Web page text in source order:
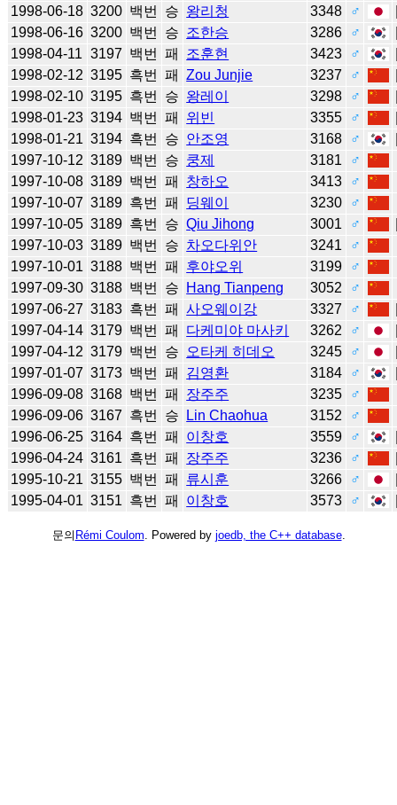
1998-06-18 3200 백번 승 왕리청 3348 ♂
1998-06-16 3200 백번 승 조한승 3286 ♂
1998-04-11 3197 백번 패 조훈현 3423 ♂
1998-02-12 3195 흑번 패 Zou Junjie 3237 ♂
1998-02-10 3195 흑번 승 왕레이 3298 ♂
1998-01-23 3194 백번 패 위빈 3355 ♂
1998-01-21 3194 흑번 승 안조영 3168 ♂
1997-10-12 3189 백번 승 쿵제 3181
♂
1997-10-08 3189 백번 패 창하오 3413
♂
1997-10-07 3189 흑번 패 딩웨이 3230
♂
1997-10-05 3189 흑번 승 Qiu Jihong 3001 ♂
1997-10-03 3189 백번 승 차오다위안 3241
♂
1997-10-01 3188 백번 패 후야오위 3199
♂
1997-09-30 3188 백번 승 Hang Tianpeng 3052
♂
1997-06-27 3183 흑번 패 사오웨이강 3327 ♂
1997-04-14 3179 백번 패 다케미야 마사키 3262 ♂
1997-04-12 3179 백번 승 오타케 히데오 3245 ♂
1997-01-07 3173 백번 패 김영환 3184 ♂
1996-09-08 3168 백번 패 장주주 3235
♂
1996-09-06 3167 흑번 승 Lin Chaohua 3152
♂
1996-06-25 3164 흑번 패 이창호 3559 ♂
1996-04-24 3161 흑번 패 장주주 3236 ♂
1995-10-21 3155 백번 패 류시훈 3266 ♂
1995-04-01 3151 흑번 패 이창호 3573 ♂
문의 Rémi Coulom . Powered by joedb, the C++ database.